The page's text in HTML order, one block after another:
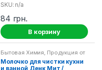
SKU: n/a
84 грн.
В корзину
Бытовая Химия, Продукция от
Denk Mit
Молочко для чистки кухни
и ванной Денк Мит /